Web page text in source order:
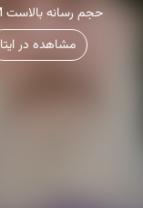
4.5M حجم رسانه بالاست
مشاهده در ایتا